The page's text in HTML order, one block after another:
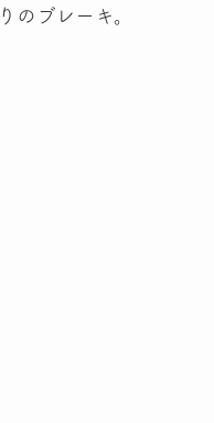
ブレーキ。